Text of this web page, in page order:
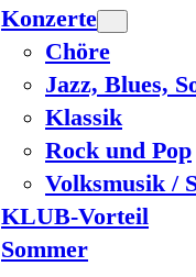
Konzerte
Chöre
Jazz, Blues,
Klassik
Rock und Pop
Volksmusik /
KLUB-Vorteil
Sommer